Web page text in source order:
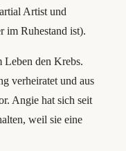
Artist und
im Ruhestand ist).
Leben den Krebs.
verheiratet und aus
Angie hat sich seit
weil sie eine